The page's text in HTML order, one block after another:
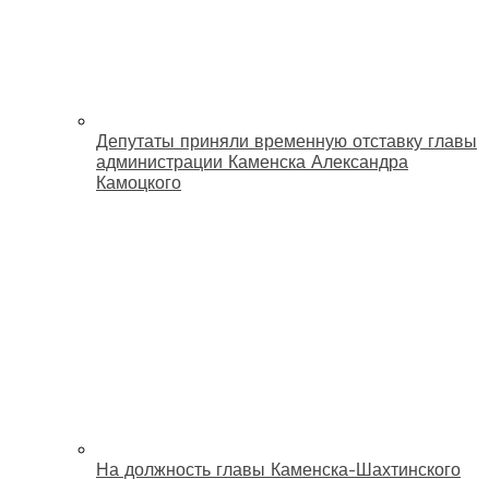
Депутаты приняли временную отставку главы
администрации Каменска Александра
Камоцкого
На должность главы Каменска-Шахтинского